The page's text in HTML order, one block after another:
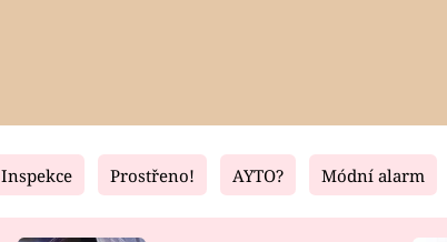
Fresh Living
Inspekce Prostřeno! AYTO? Módní alarm